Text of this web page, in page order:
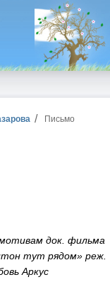
Письмо
док. фильма
тут рядом» реж.
Аркус